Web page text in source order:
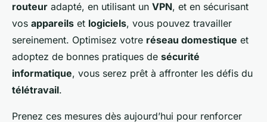
routeur adapté, en utilisant un VPN, et en sécurisant
vos appareils et logiciels, vous pouvez travailler
sereinement. Optimisez votre réseau domestique et
adoptez de bonnes pratiques de sécurité
informatique, vous serez prêt à affronter les défis du
télétravail.
Prenez ces mesures dès aujourd’hui pour renforcer